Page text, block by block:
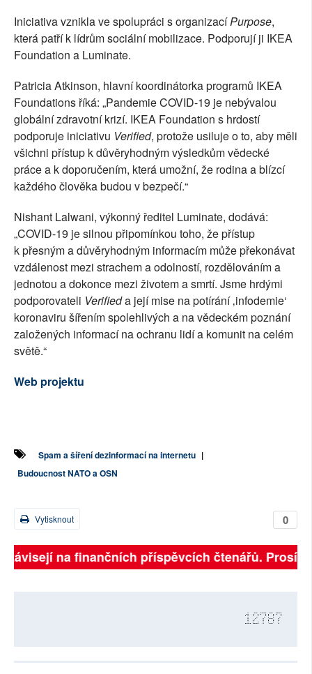
Iniciativa vznikla ve spolupráci s organizacíPurpose,
která patří k lídrům sociální mobilizace. Podporují ji IKEA
Foundation a Luminate.
Patricia Atkinson, hlavní koordinátorka programů IKEA
Foundations říká: „Pandemie COVID-19 je nebývalou
globální zdravotní krizí. IKEA Foundation s hrdostí
podporuje iniciativu Verified, protože usiluje o to, aby měli
všichni přístup k důvěryhodným výsledkům vědecké
práce a k doporučením, která umožní, že rodina a blízcí
každého člověka budou v bezpečí.“
Nishant Lalwani, výkonný ředitel Luminate, dodává:
„COVID-19 je silnou připomínkou toho, že přístup
k přesným a důvěryhodným informacím může překonávat
vzdálenost mezi strachem a odolností, rozdělováním a
jednotou a dokonce mezi životem a smrtí. Jsme hrdými
podporovateli Verifieda její mise na potírání ‚infodemie‘
koronaviru šířením spolehlivých a na vědeckém poznání
založených informací na ochranu lidí a komunit na celém
světě.“
Web projektu
Spam a šíření dezinformací na internetu |
Budoucnost NATO a OSN
0
Vytisknout
na finančních příspěvcích čtenářů.
12787